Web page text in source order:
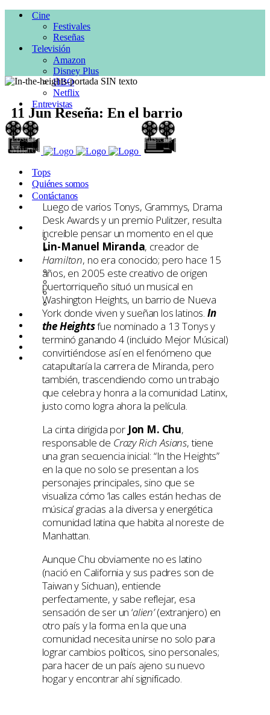
Cine
Festivales
Reseñas
Televisión
Amazon
Disney Plus
HBO
Netflix
Entrevistas
Tops
Quiénes somos
Contáctanos
Cine
Festivales
Reseñas
Televisión
Amazon
Disney Plus
HBO
Netflix
Entrevistas
Tops
Quiénes somos
Contáctanos
Buscar
11 JunReseña: En el barrio
Posted at 10:54h Musical,Reseñas
Mijares 0 Comments
Luego de varios Tonys, Grammys, Drama
Desk Awards y un premio Pulitzer, resulta
increíble pensar un momento en el que
Lin-Manuel Miranda, creador de
Hamilton, no era conocido; pero hace 15
años, en 2005 este creativo de origen
puertorriqueño situó un musical en
Washington Heights, un barrio de Nueva
York donde viven y sueñan los latinos. In
the Heightsfue nominado a 13 Tonys y
terminó ganando 4 (incluido Mejor Músical)
convirtiéndose así en el fenómeno que
catapultaría la carrera de Miranda, pero
también, trascendiendo como un trabajo
que celebra y honra a la comunidad Latinx,
justo como logra ahora la película.
La cinta dirigida por Jon M. Chu,
responsable de Crazy Rich Asians, tiene
una gran secuencia inicial: “In the Heights”
en la que no solo se presentan a los
personajes principales, sino que se
visualiza cómo ‘las calles están hechas de
música’ gracias a la diversa y energética
comunidad latina que habita al noreste de
Manhattan.
Aunque Chu obviamente no es latino
(nació en California y sus padres son de
Taiwan y Sichuan), entiende
perfectamente, y sabe reflejar, esa
sensación de ser un ‘alien’(extranjero) en
otro país y la forma en la que una
comunidad necesita unirse no solo para
lograr cambios políticos, sino personales;
para hacer de un país ajeno su nuevo
hogar y encontrar ahí significado.